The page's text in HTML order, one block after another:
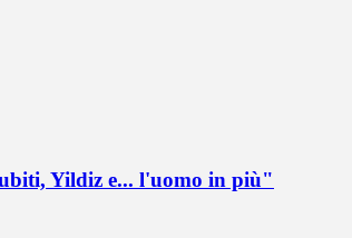
Yildiz e... l'uomo in più"